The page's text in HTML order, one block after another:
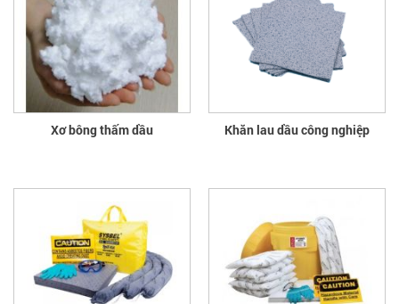
Xơ bông thấm dầu Khăn lau dầu công nghiệp